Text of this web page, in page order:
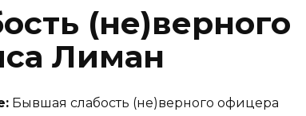
(не)верного
Лиман
Бывшая слабость (не)верного офицера